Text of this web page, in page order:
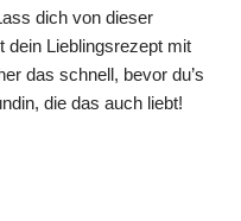
dich von dieser
dein Lieblingsrezept mit
das schnell, bevor du’s
die das auch liebt!